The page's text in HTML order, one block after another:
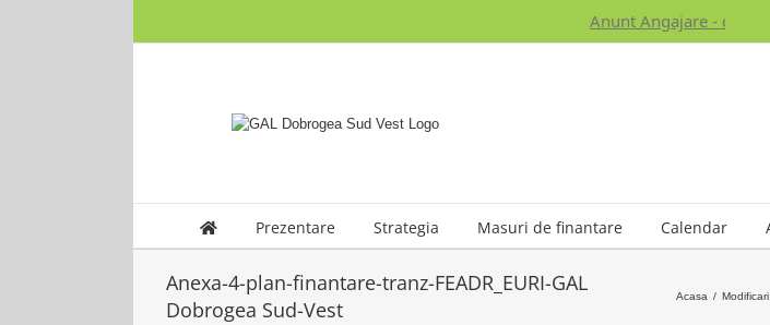
Anunt Angajare - click
Prezentare Strategia Masuri de finantare Calendar
Anexa-4-plan-finantare-tranz-FEADR_EURI-GAL
Dobrogea Sud-Vest
Acasa /